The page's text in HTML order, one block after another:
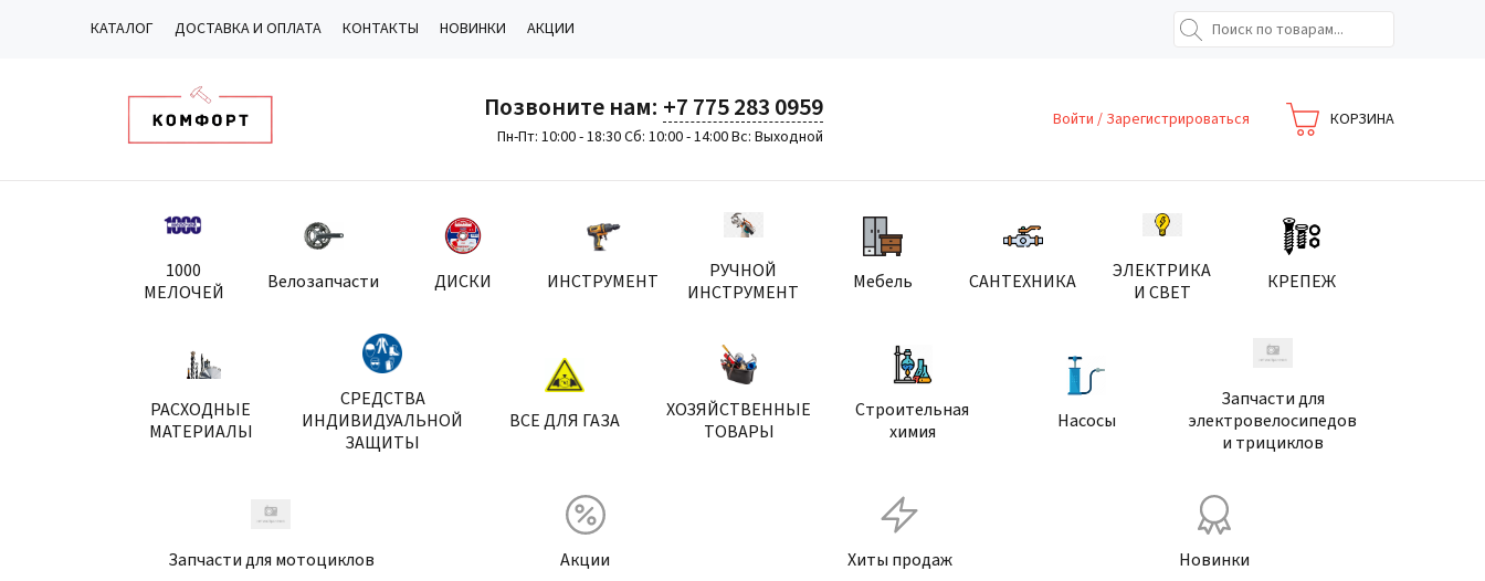
КАТАЛОГ ДОСТАВКА И ОПЛАТА КОНТАКТЫ НОВИНКИ АКЦИИ
Позвоните нам: +7 775 283 0959
Пн-Пт: 10:00 - 18:30 Сб: 10:00 - 14:00 Вс: Выходной
Войти / Зарегистрироваться КОРЗИНА
1000
МЕЛОЧЕЙ
Велозапчасти ДИСКИ ИНСТРУМЕНТ
РУЧНОЙ
ИНСТРУМЕНТ
Мебель САНТЕХНИКА
ЭЛЕКТРИКА
И СВЕТ
КРЕПЕЖ
РАСХОДНЫЕ
МАТЕРИАЛЫ
СРЕДСТВА
ИНДИВИДУАЛЬНОЙ
ЗАЩИТЫ
ВСЕ ДЛЯ ГАЗА
ХОЗЯЙСТВЕННЫЕ
ТОВАРЫ
Строительная
химия
Насосы
Запчасти для
электровелосипедов
и трициклов
Запчасти для мотоциклов Акции Хиты продаж Новинки